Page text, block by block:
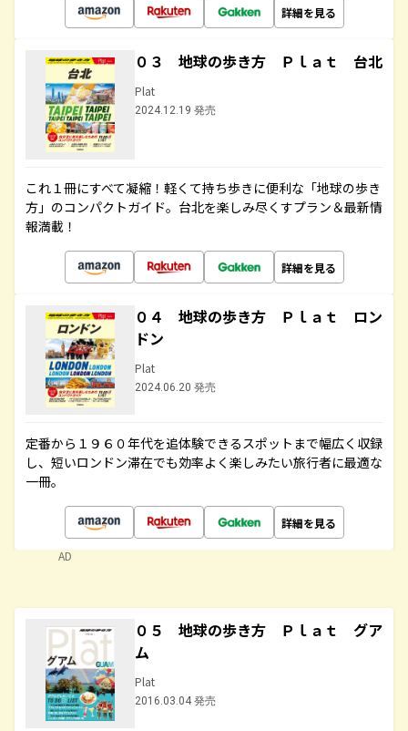
詳細を見る
０３ 地球の歩き方 Ｐｌａｔ 台北
Plat
2024.12.19 発売
これ１冊にすべて凝縮！軽くて持ち歩きに便利な「地球の歩き
方」のコンパクトガイド。台北を楽しみ尽くすプラン＆最新情
報満載！
詳細を見る
０４ 地球の歩き方 Ｐｌａｔ ロン
ドン
Plat
2024.06.20 発売
定番から１９６０年代を追体験できるスポットまで幅広く収録
し、短いロンドン滞在でも効率よく楽しみたい旅行者に最適な
一冊。
詳細を見る
AD
０５ 地球の歩き方 Ｐｌａｔ グア
ム
Plat
2016.03.04 発売